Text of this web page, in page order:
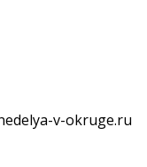
v-okruge.ru